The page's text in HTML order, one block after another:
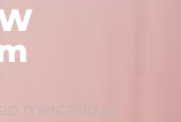
mercado as